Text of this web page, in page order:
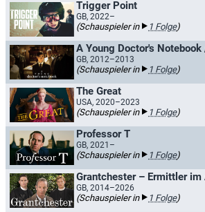
Trigger Point
GB, 2022–
(Schauspieler in 1 Folge)
GB, 2012–2013
(Schauspieler in 1 Folge)
The Great
USA, 2020–2023
(Schauspieler in 1 Folge)
Professor T
GB, 2021–
(Schauspieler in 1 Folge)
Grantchester – Ermittler
GB, 2014–2026
(Schauspieler in 1 Folge)